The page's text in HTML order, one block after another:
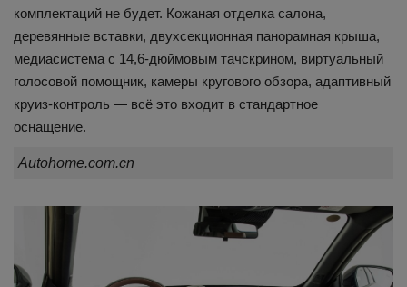
комплектаций не будет. Кожаная отделка салона,
деревянные вставки, двухсекционная панорамная крыша,
медиасистема с 14,6-дюймовым тачскрином, виртуальный
голосовой помощник, камеры кругового обзора, адаптивный
круиз-контроль — всё это входит в стандартное
оснащение.
Autohome.com.cn